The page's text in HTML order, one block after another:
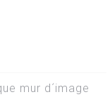
mur d´image